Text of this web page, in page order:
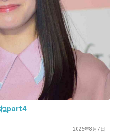
。どんなに評判良くても重
よね。とにかく軽い、を最
るところにプロテクトＪ1と
璧よ。
+9
part4
2026年8月7日